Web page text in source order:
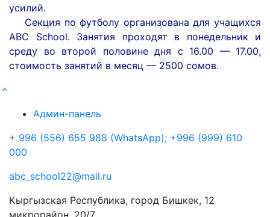
усилий.
Секция по футболу организована для учащихся
ABC School. Занятия проходят в понедельник и
среду во второй половине дня с 16.00 — 17.00,
стоимость занятий в месяц — 2500 сомов.
Админ-панель
+ 996 (556) 655 988 (WhatsApp); +996 (999) 610
000
abc_school22@mail.ru
Кыргызская Республика, город Бишкек, 12
микрорайон, 20/7